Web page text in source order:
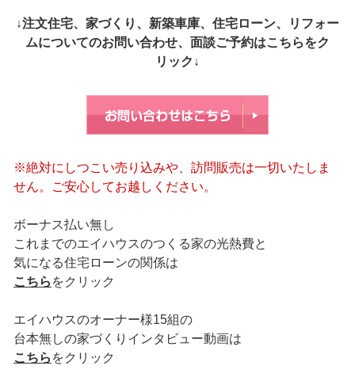
↓注文住宅、家づくり、新築車庫、住宅ローン、リフォー
ムについてのお問い合わせ、面談ご予約はこちらをク
リック↓
※絶対にしつこい売り込みや、訪問販売は一切いたしま
せん。ご安心してお越しください。
ボーナス払い無し
これまでのエイハウスのつくる家の光熱費と
気になる住宅ローンの関係は
こちら をクリック
エイハウスのオーナー様15組の
台本無しの家づくりインタビュー動画は
こちら をクリック